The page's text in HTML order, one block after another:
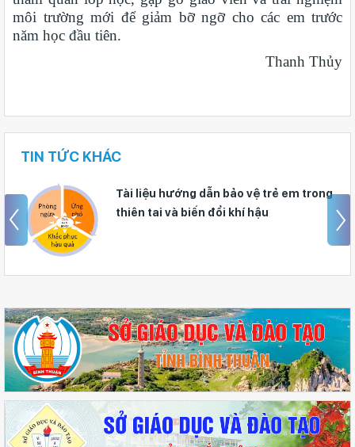
môi trường mới để giảm bỡ ngỡ cho các em trước
năm học đầu tiên.
Thanh Thủy
TIN TỨC KHÁC
Tài liệu hướng dẫn bảo vệ trẻ em trong
thiên tai và biến đổi khí hậu